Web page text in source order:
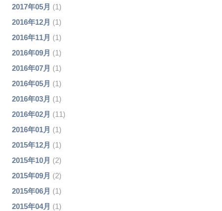
2017年05月 (1)
2016年12月 (1)
2016年11月 (1)
2016年09月 (1)
2016年07月 (1)
2016年05月 (1)
2016年03月 (1)
2016年02月 (11)
2016年01月 (1)
2015年12月 (1)
2015年10月 (2)
2015年09月 (2)
2015年06月 (1)
2015年04月 (1)